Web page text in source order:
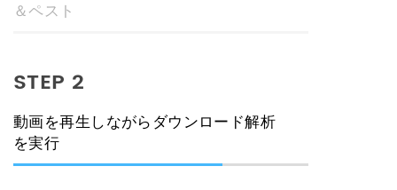
＆ペスト
STEP 2
動画を再生しながらダウンロード解析
を実行